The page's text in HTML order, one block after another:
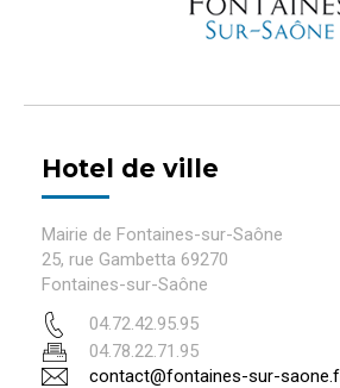
Hotel de ville
Mairie de Fontaines-sur-Saône
25, rue Gambetta 69270
Fontaines-sur-Saône
04.72.42.95.95
04.78.22.71.95
contact@fontaines-sur-